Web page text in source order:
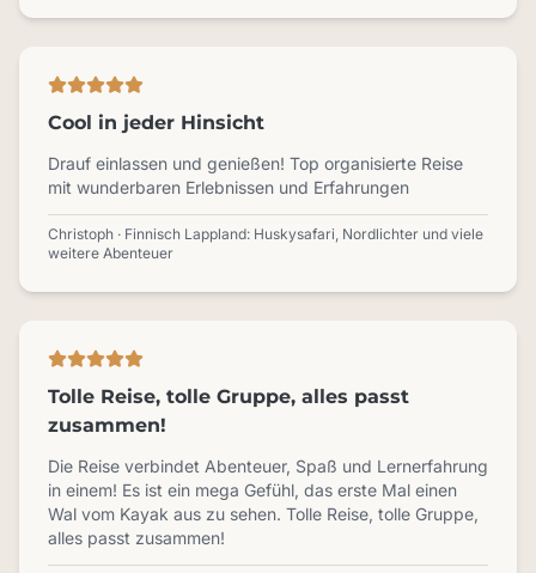
Cool in jeder Hinsicht
Drauf einlassen und genießen! Top organisierte Reise
mit wunderbaren Erlebnissen und Erfahrungen
Christoph · Finnisch Lappland: Huskysafari, Nordlichter und viele
weitere Abenteuer
Tolle Reise, tolle Gruppe, alles passt
zusammen!
Die Reise verbindet Abenteuer, Spaß und Lernerfahrung
in einem! Es ist ein mega Gefühl, das erste Mal einen
Wal vom Kayak aus zu sehen. Tolle Reise, tolle Gruppe,
alles passt zusammen!